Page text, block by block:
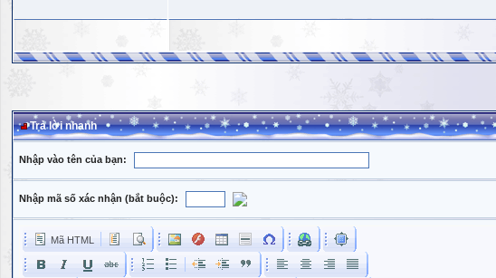
Trả lời nhanh
Nhập vào tên của bạn:
Nhập mã số xác nhận (bắt buộc):
Mã HTML